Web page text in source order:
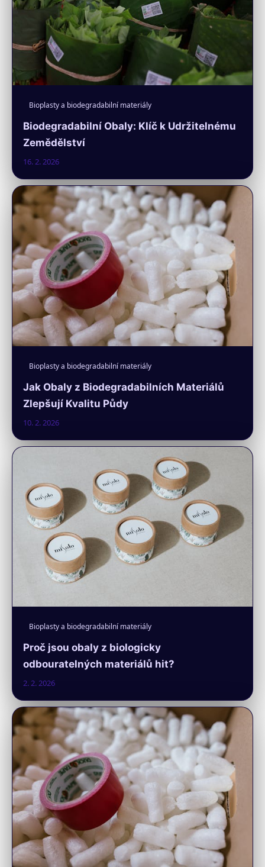
Bioplasty a biodegradabilní materiály
Biodegradabilní Obaly: Klíč k Udržitelnému
Zemědělství
16. 2. 2026
Bioplasty a biodegradabilní materiály
Jak Obaly z Biodegradabilních Materiálů
Zlepšují Kvalitu Půdy
10. 2. 2026
Bioplasty a biodegradabilní materiály
Proč jsou obaly z biologicky
odbouratelných materiálů hit?
2. 2. 2026